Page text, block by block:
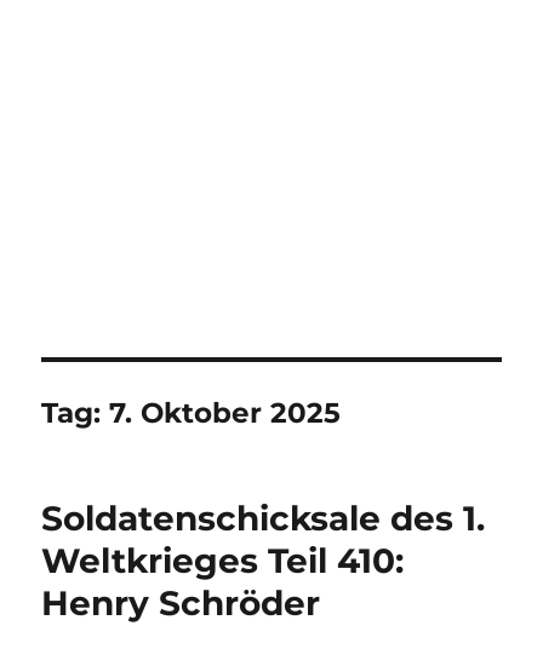
Tag:7. Oktober 2025
Soldatenschicksale des 1.
Weltkrieges Teil 410:
Henry Schröder